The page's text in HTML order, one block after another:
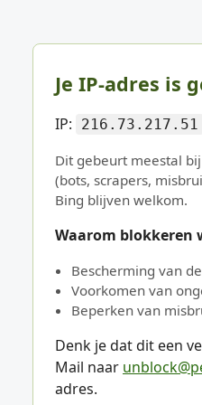
Je IP-adres is
IP: 216.73.217.51
Dit gebeurt meestal
(bots, scrapers,
Bing blijven welkom.
Waarom blokkeren
Bescherming van
Voorkomen van
Beperken van
Denk je dat dit een
Mail naar
adres.